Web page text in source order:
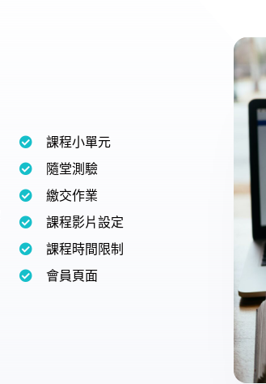
課程小單元
隨堂測驗
繳交作業
課程影片設定
課程時間限制
會員頁面